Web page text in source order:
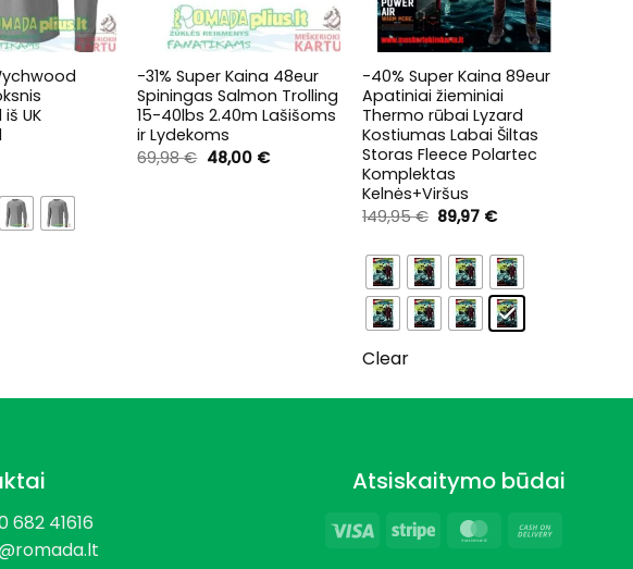
UK
+
-31% Super Kaina 48eur
Spiningas Salmon Trolling
15-40lbs 2.40m Lašišoms
ir Lydekoms
69,98€ Original
price
48,00 €Current
+
-40% Super Kaina 89eur
Apatiniai žieminiai
Thermo rūbai Lyzard
Kostiumas Labai Šiltas
Storas Fleece Polartec
Komplektas
Kelnės+Viršus
149,95€ Original
price
149,95 €.
89,97 €Current
89,97 €.
Clear
682 41616
Atsiskaitymo būdai
Visa Stripe MasterCard